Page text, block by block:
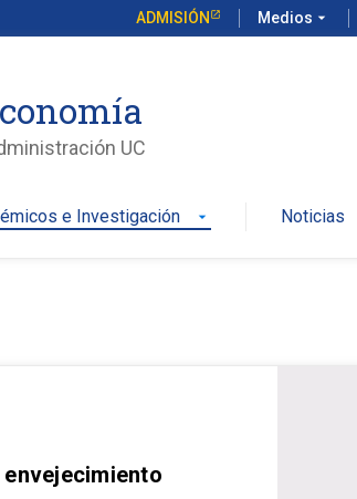
ADMISIÓN Medios arrow_drop_down
UC
e Investigación arrow_drop_down Noticias